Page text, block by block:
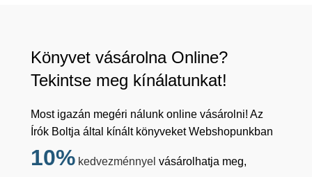
Könyvet vásárolna Online?
Tekintse meg kínálatunkat!
Most igazán megéri nálunk online vásárolni! Az
Írók Boltja által kínált könyveket Webshopunkban
10% kedvezménnyel vásárolhatja meg,